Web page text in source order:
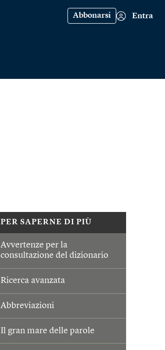
Abbonarsi Entra
PER SAPERNE DI PIÙ
Avvertenze per la
consultazione del dizionario
Ricerca avanzata
Abbreviazioni
Il gran mare delle parole